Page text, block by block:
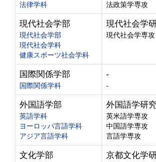
法律学科
法政策学専攻
現代社会学部
現代社会学部
現代社会学科
健康スポーツ社会学科
現代社会学
現代社会学専攻
国際関係学部
国際関係学科
-
-
外国語学部
英語学科
ヨーロッパ言語学科
アジア言語学科
外国語学研
英米語学専攻
中国語学専攻
言語学専攻
文化学部
京都文化学